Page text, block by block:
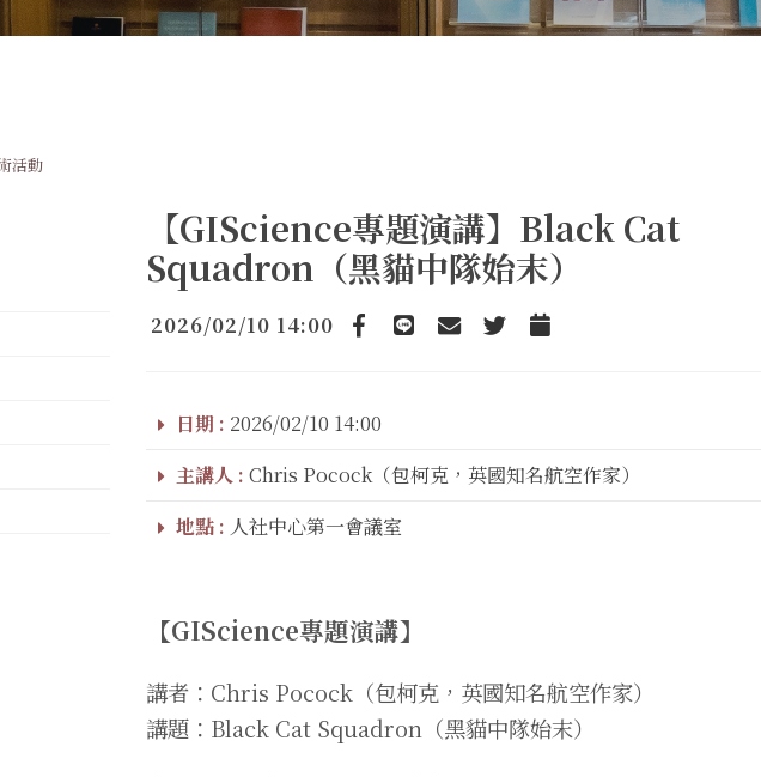
活動
【GIScience專題演講】Black Cat
Squadron（黑貓中隊始末）
2026/02/10 14:00
Facebook
line emailTwitterAdd to Calendar
日期 : 2026/02/10 14:00
主講人 : Chris Pocock（包柯克，英國知名航空作家）
地點 : 人社中心第一會議室
【GIScience專題演講】
講者：Chris Pocock（包柯克，英國知名航空作家）
講題：Black Cat Squadron（黑貓中隊始末）